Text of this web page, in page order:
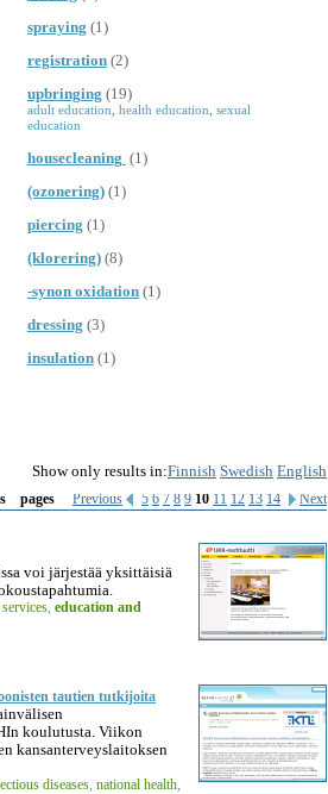
spraying (1)
registration(2)
upbringing (19)
adult education health education sexual
education
housecleaning (1)
(ozonering)(1)
piercing (1)
(klorering)(8)
-synon oxidation(1)
dressing (3)
insulation(1)
Show only results in:Finnish Swedish English
pages Previous 5 6 7 8 9 10 11 12 13 14 Next
voi järjestää yksittäisiä
education and
tautien tutkijoita
koulutusta. Viikon
kansanterveyslaitoksen
diseases national health